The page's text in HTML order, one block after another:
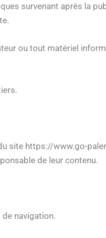
survenant après la
ou tout matériel
site https://www.go-
de leur contenu.
navigation.